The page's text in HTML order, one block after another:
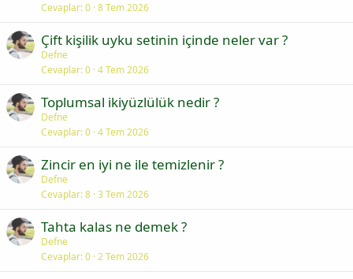
Cevaplar 0 8 Tem 2026
Çift kişilik uyku setinin içinde neler var ?
Defne
Cevaplar 0 4 Tem 2026
Toplumsal ikiyüzlülük nedir ?
Defne
Cevaplar 0 4 Tem 2026
Zincir en iyi ne ile temizlenir ?
Defne
Cevaplar 8 3 Tem 2026
Tahta kalas ne demek ?
Defne
Cevaplar 0 2 Tem 2026